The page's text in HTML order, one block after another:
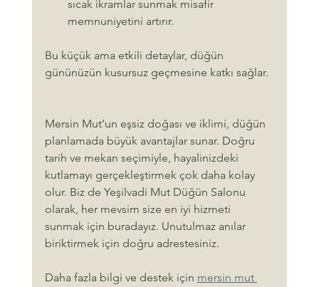
sıcak ikramlar sunmak misafir
memnuniyetini artırır.
Bu küçük ama etkili detaylar, düğün
gününüzün kusursuz geçmesine katkı sağlar.
Mersin Mut’un eşsiz doğası ve iklimi, düğün
planlamada büyük avantajlar sunar. Doğru
tarih ve mekan seçimiyle, hayalinizdeki
kutlamayı gerçekleştirmek çok daha kolay
olur. Biz de Yeşilvadi Mut Düğün Salonu
olarak, her mevsim size en iyi hizmeti
sunmak için buradayız. Unutulmaz anılar
biriktirmek için doğru adrestesiniz.
Daha fazla bilgi ve destek için mersin mut